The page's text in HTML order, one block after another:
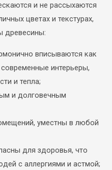
и не рассыхаются
цветах и текстурах,
древесины:
вписываются как
интерьеры,
и тепла;
и долговечным
уместны в любой
для здоровья, что
с аллергиями и астмой;